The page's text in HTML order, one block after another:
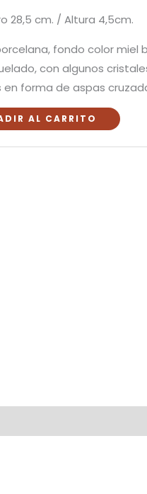
28,5 cm. / Altura 4,5cm.
fondo color miel
con algunos
forma de aspas
AL CARRITO